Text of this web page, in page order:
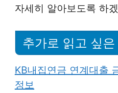
자세히 알아보도록 하
추가로 읽고 싶은
KB내집연금 연계대출
정보